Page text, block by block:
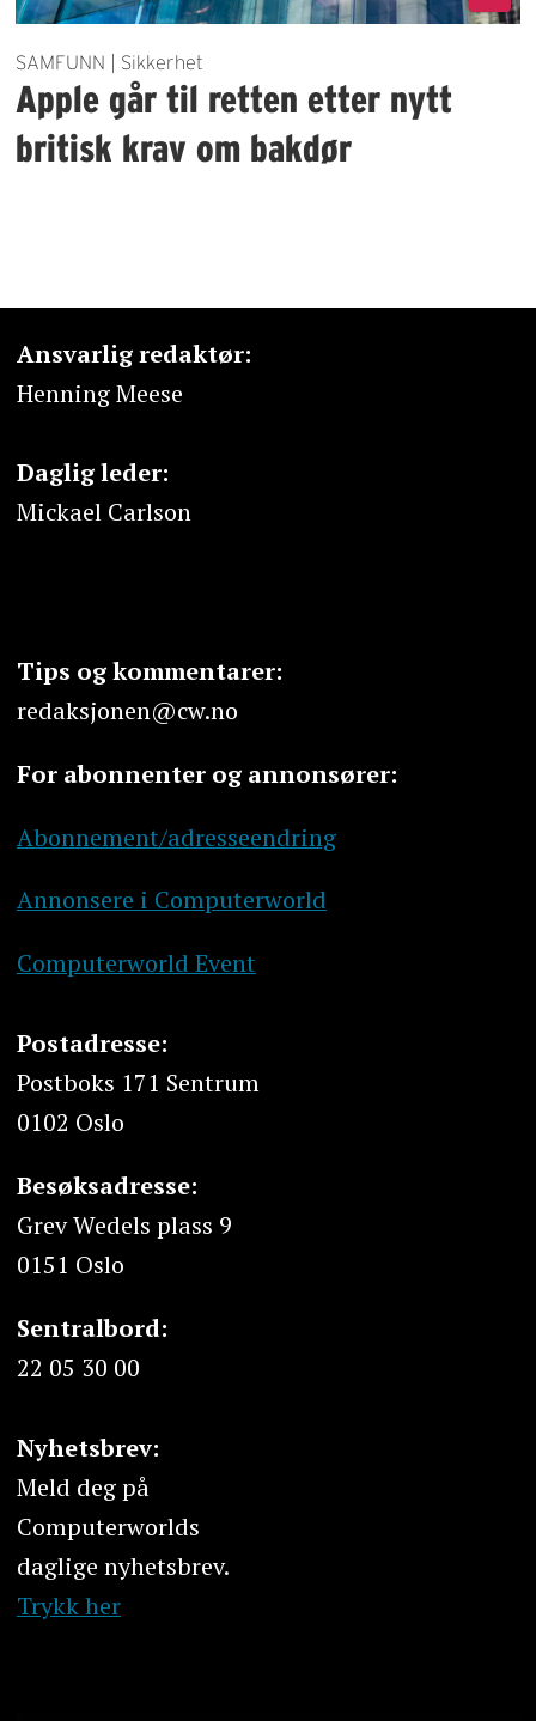
SAMFUNN | Sikkerhet
Apple går til retten etter nytt
britisk krav om bakdør
Ansvarlig redaktør:
Henning Meese
Daglig leder:
Mickael Carlson
Tips og kommentarer:
redaksjonen@cw.no
For abonnenter og annonsører:
Abonnement/adresseendring
Annonsere i Computerworld
Computerworld Event
Postadresse:
Postboks 171 Sentrum
0102 Oslo
Besøksadresse:
Grev Wedels plass 9
0151 Oslo
Sentralbord:
22 05 30 00
Nyhetsbrev:
Meld deg på
Computerworlds
daglige nyhetsbrev.
Trykk her